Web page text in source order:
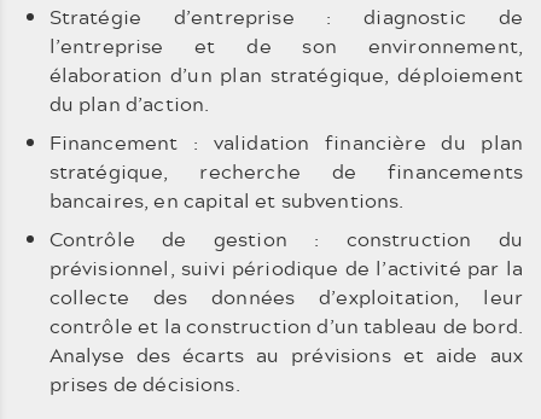
Stratégie d’entreprise : diagnostic de
l’entreprise et de son environnement,
élaboration d’un plan stratégique, déploiement
du plan d’action.
Financement : validation financière du plan
stratégique, recherche de financements
bancaires, en capital et subventions.
Contrôle de gestion : construction du
prévisionnel, suivi périodique de l’activité par la
collecte des données d’exploitation, leur
contrôle et la construction d’un tableau de bord.
Analyse des écarts au prévisions et aide aux
prises de décisions.